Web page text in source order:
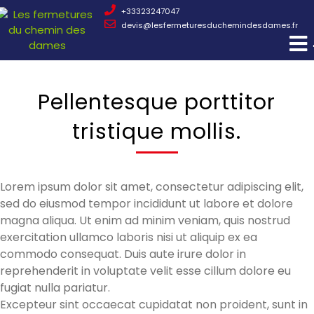
+33323247047
devis@lesfermeturesduchemindesdames.fr
Pellentesque porttitor
tristique mollis.
Lorem ipsum dolor sit amet, consectetur adipiscing elit,
sed do eiusmod tempor incididunt ut labore et dolore
magna aliqua. Ut enim ad minim veniam, quis nostrud
exercitation ullamco laboris nisi ut aliquip ex ea
commodo consequat. Duis aute irure dolor in
reprehenderit in voluptate velit esse cillum dolore eu
fugiat nulla pariatur.
Excepteur sint occaecat cupidatat non proident, sunt in